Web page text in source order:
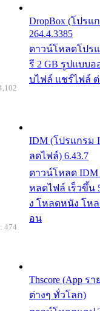
DropBox (โปรแ
264.4.3385
ดาวน์โหลดโปร
รี 2 GB รูปแบบอ
บไฟล์ แชร์ไฟล์
IDM (โปรแกรม
ลดไฟล์) 6.43.7
ดาวน์โหลด IDM
หลดไฟล์ เร็วขึ้น
ง โหลดหนัง โหล
อน
Thscore (App
ต่างๆ ทั่วโลก)
474